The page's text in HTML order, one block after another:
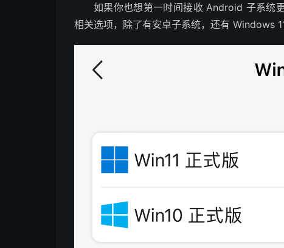
如果你也想第一时间接收 Android 子系统
相关选项，除了有安卓子系统，还有 Windows